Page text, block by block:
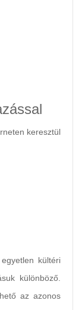
keresztül
kültéri
különböző.
az azonos